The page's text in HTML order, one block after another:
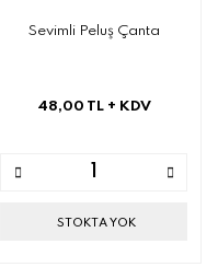
Sevimli Peluş Çanta
48,00 TL + KDV
STOKTA YOK